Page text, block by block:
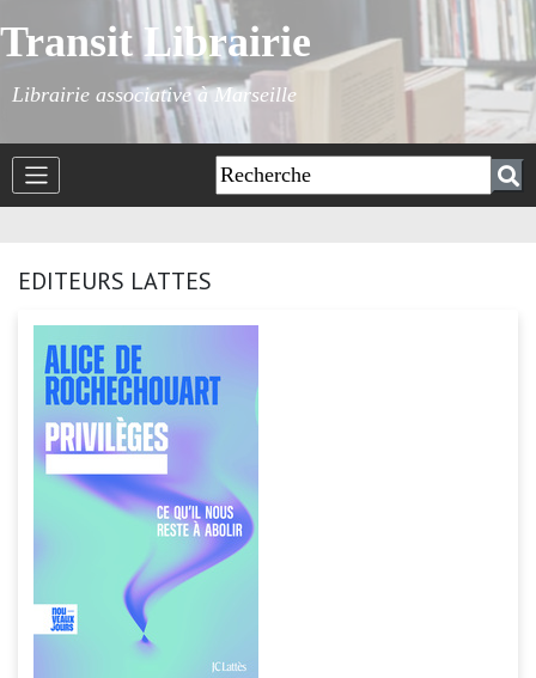
Transit Librairie
Librairie associative à Marseille
EDITEURS LATTES